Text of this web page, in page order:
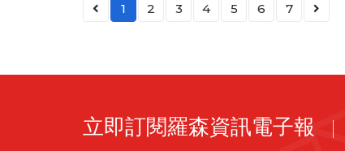
1 2 3 4 5 6 7
立即訂閱羅森資訊電子報